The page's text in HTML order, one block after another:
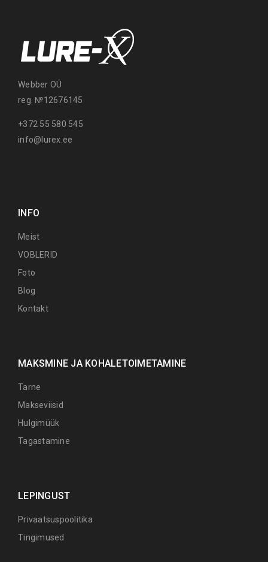
Webber OÜ
reg. №12676145
+372 55 580 545
info@lurex.ee
INFO
Meist
VOBLERID
Foto
Blog
Kontakt
MAKSMINE JA KOHALETOIMETAMINE
Tarne
Makseviisid
Hulgimüük
Tagastamine
LEPINGUST
Privaatsuspoolitika
Tingimused